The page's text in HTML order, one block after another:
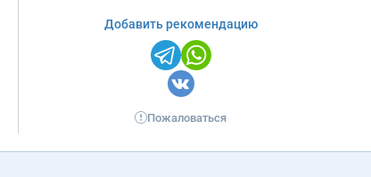
Добавить рекомендацию
Пожаловаться